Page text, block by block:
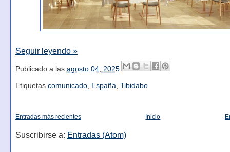
Seguir leyendo »
Publicado a las agosto 04, 2025
Etiquetas comunicado, España Tibidabo
Entradas más recientes Inicio
Suscribirse a: Entradas (Atom)